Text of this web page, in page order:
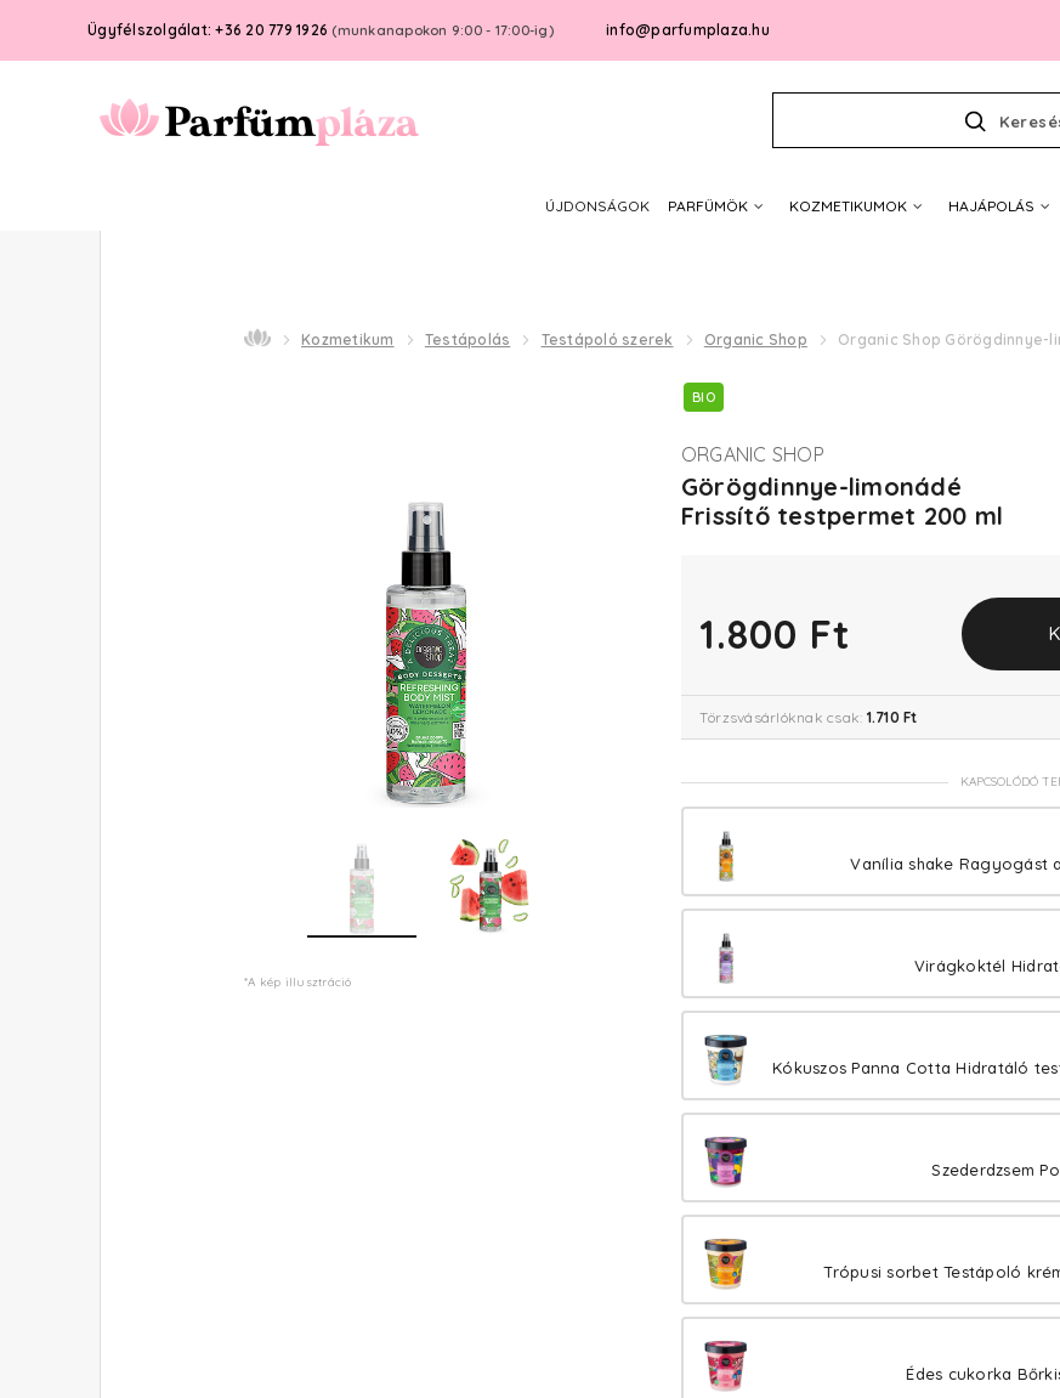
Ügyfélszolgálat: +36 20 779 1926 (munkanapokon 9:00 - 17:00-ig) info@parfumplaza.hu
ÚJDONSÁGOK PARFÜMÖK KOZMETIKUMOK HAJÁPOLÁS
Kozmetikum Testápolás Testápoló szerek Organic Shop Organic Shop Görögdinnye-
*A kép illusztráció
BIO
ORGANIC SHOP
Görögdinnye-limonádé
Frissítő testpermet 200 ml
1.800 Ft
Törzsvásárlóknak csak: 1.710 Ft
KAPCSOLÓDÓ
Vanília shake Ragyogást
Virágkoktél
Kókuszos Panna Cotta Hidratáló
Szederdzsem
Trópusi sorbet Testápoló
Édes cukorka